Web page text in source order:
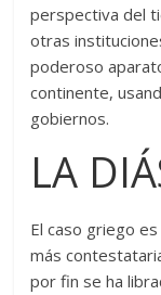
perspectiva del
otras
poderoso
continente,
gobiernos.
LA
El caso griego
más
por fin se ha